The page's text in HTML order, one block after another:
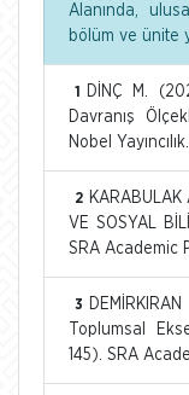
Alanında,
bölüm ve ünite
1
DİNÇ M.
Davranış
Nobel Yayıncılık.
2
VE SOSYAL
SRA Academic
3
Toplumsal
145). SRA